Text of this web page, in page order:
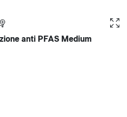
anti PFAS Medium